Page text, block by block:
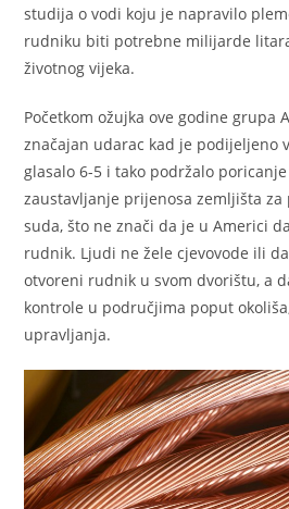
studija o vodi koju je napravilo
rudniku biti potrebne milijarde
životnog vijeka.
Početkom ožujka ove godine grupa
značajan udarac kad je podijeljeno
glasalo 6-5 i tako podržalo
zaustavljanje prijenosa zemljišta
suda, što ne znači da je u Americi
rudnik. Ljudi ne žele cjevovode ili
otvoreni rudnik u svom dvorištu, a
kontrole u područjima poput
upravljanja.